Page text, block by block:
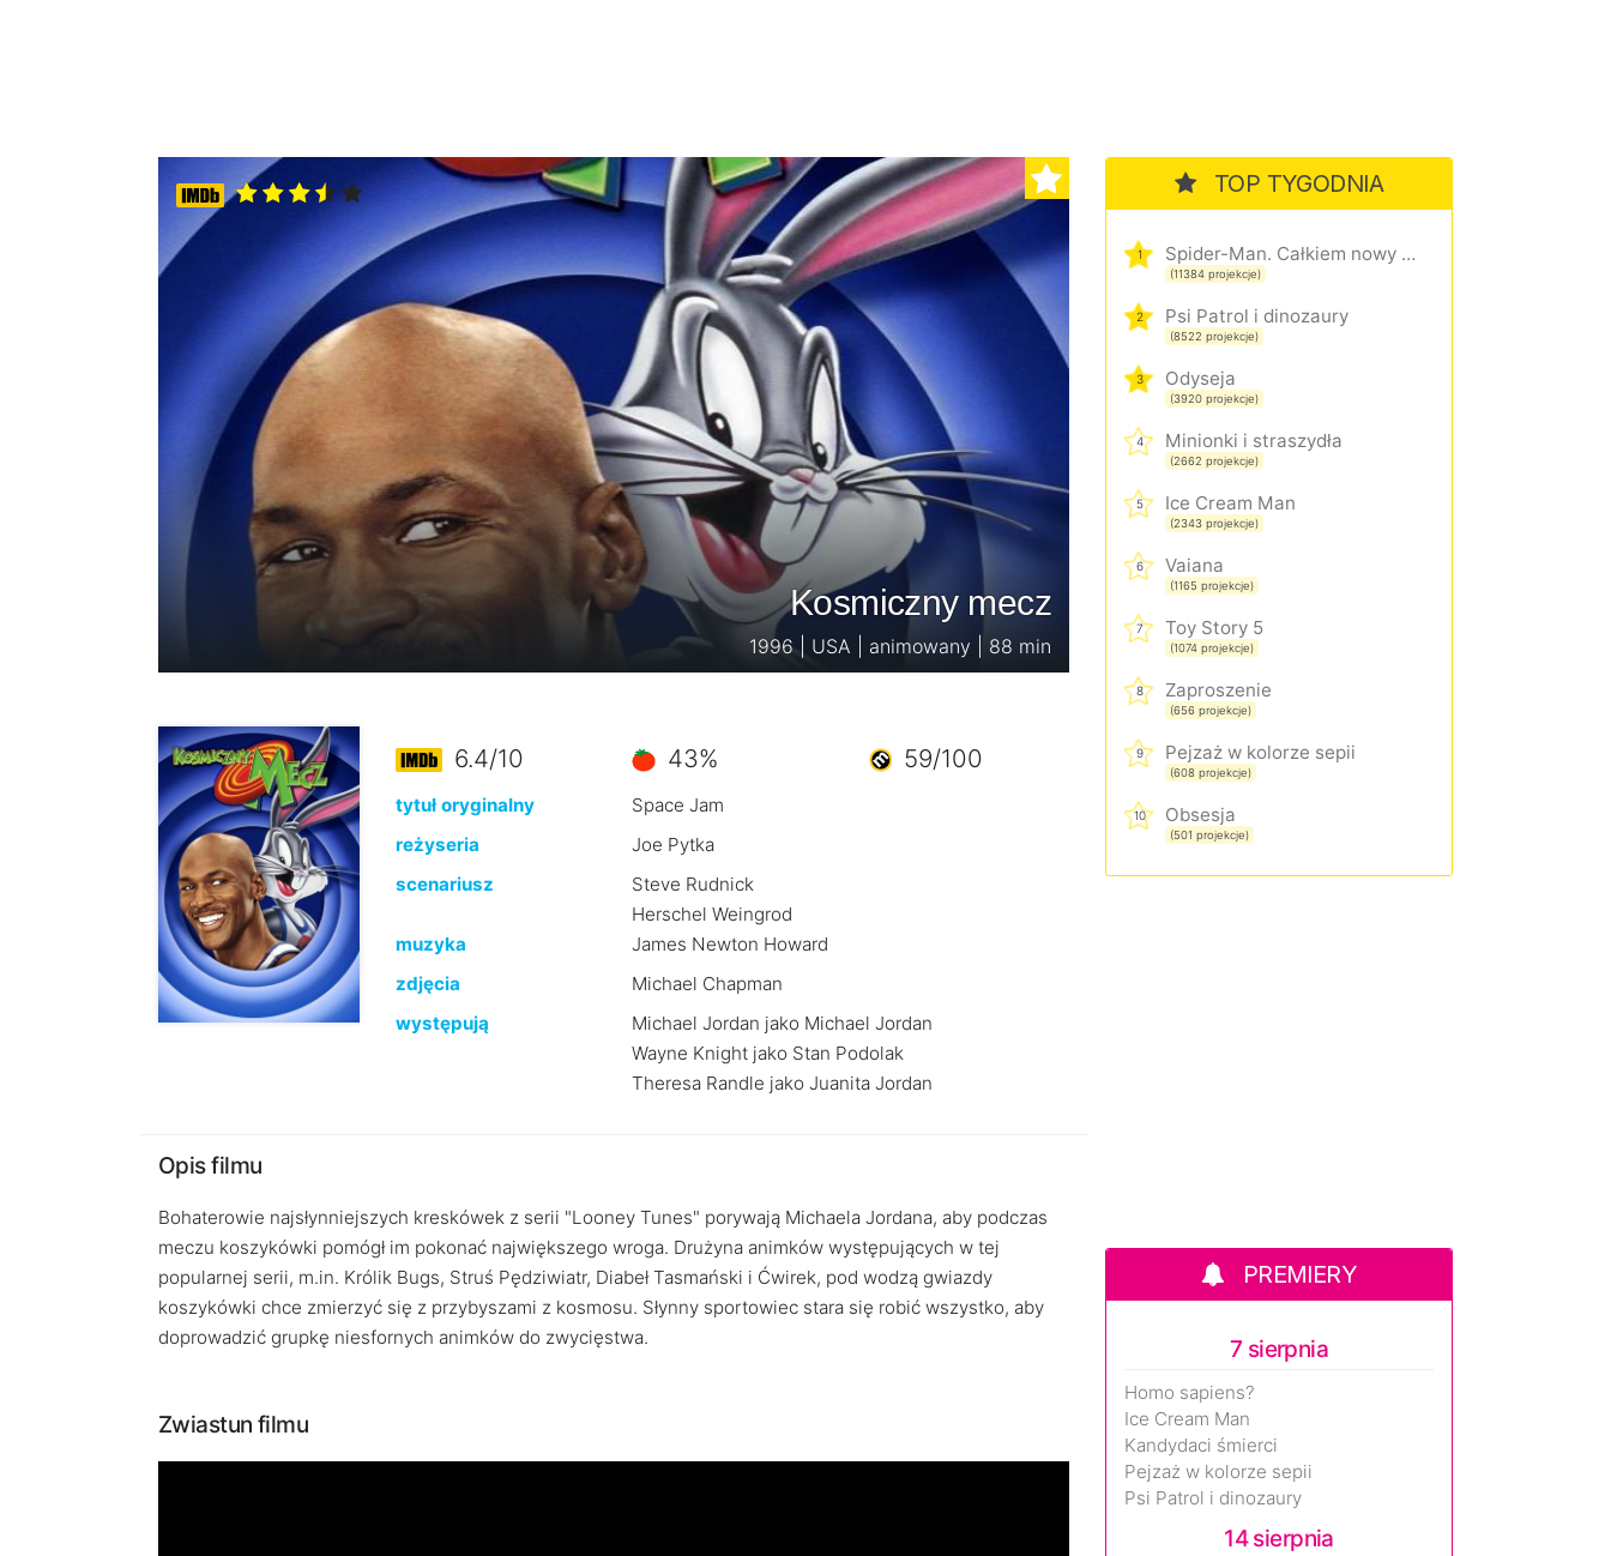
Kosmiczny mecz
1996 | USA | animowany | 88 min
6.4/10 43% 59/100
tytuł oryginalny
Space Jam
reżyseria
Joe Pytka
scenariusz
Steve Rudnick
Herschel Weingrod
muzyka
James Newton Howard
zdjęcia
Michael Chapman
występują
Michael Jordan jako Michael Jordan
Wayne Knight jako Stan Podolak
Theresa Randle jako Juanita Jordan
Opis filmu
Bohaterowie najsłynniejszych kreskówek z serii "Looney Tunes" porywają Michaela Jordana, aby podczas
meczu koszykówki pomógł im pokonać największego wroga. Drużyna animków występujących w tej
popularnej serii, m.in. Królik Bugs, Struś Pędziwiatr, Diabeł Tasmański i Ćwirek, pod wodzą gwiazdy
koszykówki chce zmierzyć się z przybyszami z kosmosu. Słynny sportowiec stara się robić wszystko, aby
doprowadzić grupkę niesfornych animków do zwycięstwa.
Zwiastun filmu
TOP TYGODNIA
1 Spider-Man. Całkiem nowy dzień
(11384 projekcje)
2 Psi Patrol i dinozaury
(8522 projekcje)
3 Odyseja
(3920 projekcje)
4 Minionki i straszydła
(2662 projekcje)
5 Ice Cream Man
(2343 projekcje)
6 Vaiana
(1165 projekcje)
7 Toy Story 5
(1074 projekcje)
8 Zaproszenie
(656 projekcje)
9 Pejzaż w kolorze sepii
(608 projekcje)
10 Obsesja
(501 projekcje)
PREMIERY
7 sierpnia
Homo sapiens?
Ice Cream Man
Kandydaci śmierci
Pejzaż w kolorze sepii
Psi Patrol i dinozaury
14 sierpnia